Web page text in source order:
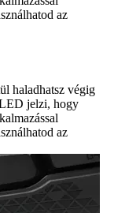
az
haladhatsz végig
jelzi, hogy
az